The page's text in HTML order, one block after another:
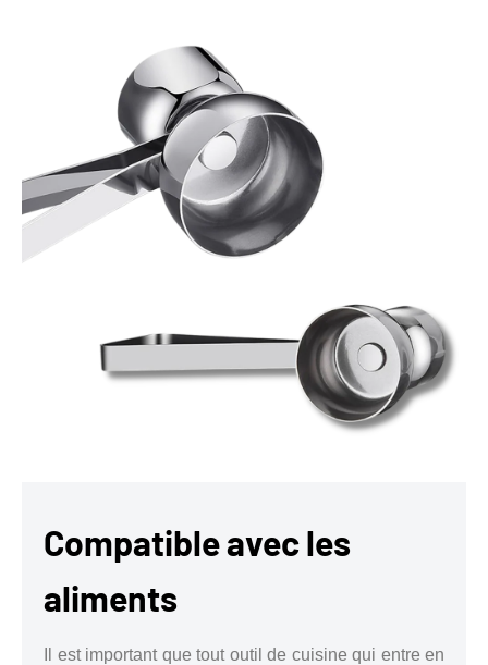
Compatible avec les
aliments
Il est important que tout outil de cuisine qui entre en